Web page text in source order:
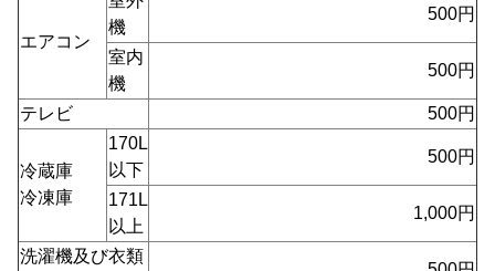
エアコン
機
500円
室内
機
500円
テレビ 500円
冷蔵庫
冷凍庫
170L
以下
500円
171L
以上
1,000円
洗濯機及び衣類